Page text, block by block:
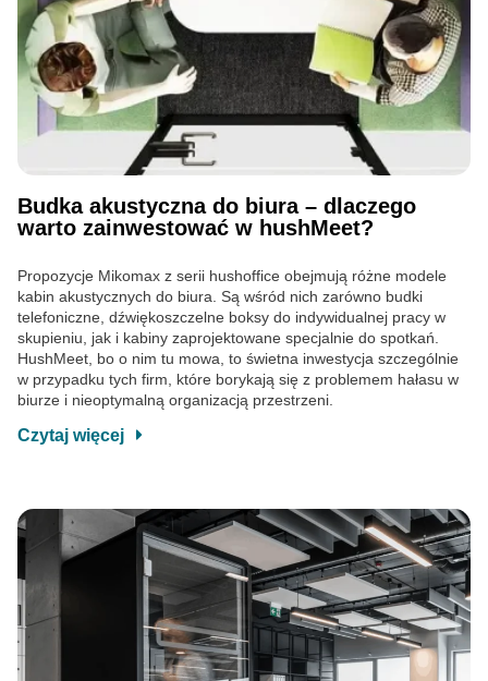
Budka akustyczna do biura – dlaczego
warto zainwestować w hushMeet?
Propozycje Mikomax z serii hushoffice obejmują różne modele
kabin akustycznych do biura. Są wśród nich zarówno budki
telefoniczne, dźwiękoszczelne boksy do indywidualnej pracy w
skupieniu, jak i kabiny zaprojektowane specjalnie do spotkań.
HushMeet, bo o nim tu mowa, to świetna inwestycja szczególnie
w przypadku tych firm, które borykają się z problemem hałasu w
biurze i nieoptymalną organizacją przestrzeni.
Czytaj więcej